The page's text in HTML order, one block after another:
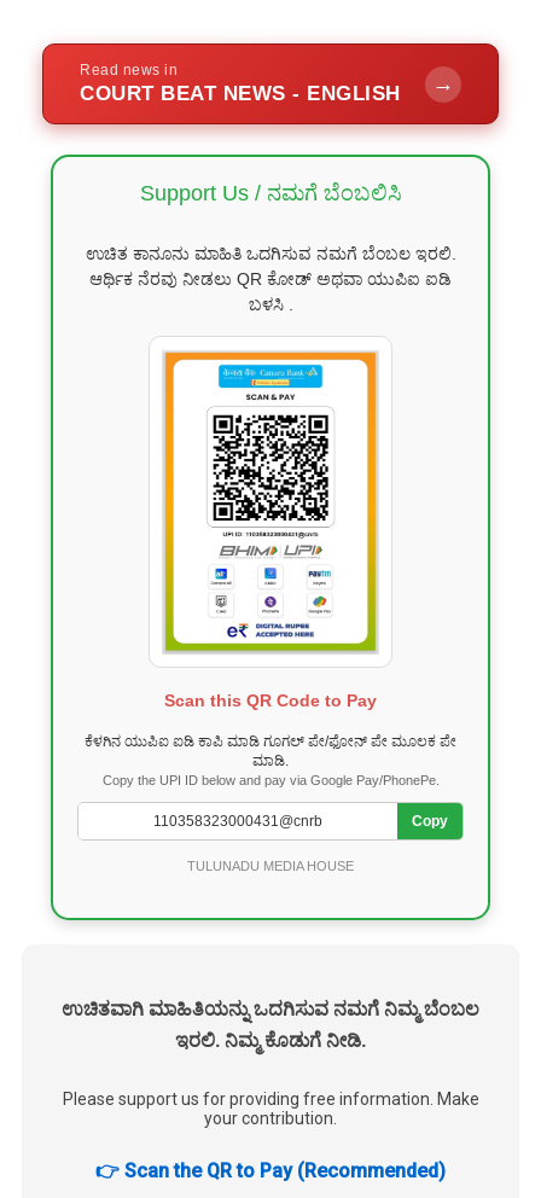
Read news in
COURT BEAT NEWS - ENGLISH →
Support Us / ನಮಗೆ ಬೆಂಬಲಿಸಿ
ಉಚಿತ ಕಾನೂನು ಮಾಹಿತಿ ಒದಗಿಸುವ ನಮಗೆ ಬೆಂಬಲ ಇರಲಿ.
ಆರ್ಥಿಕ ನೆರವು ನೀಡಲು QR ಕೋಡ್ ಅಥವಾ ಯುಪಿಐ ಐಡಿ
ಬಳಸಿ .
Scan this QR Code to Pay
ಕೆಳಗಿನ ಯುಪಿಐ ಐಡಿ ಕಾಪಿ ಮಾಡಿ ಗೂಗಲ್ ಪೇ/ಫೋನ್ ಪೇ ಮೂಲಕ ಪೇ
ಮಾಡಿ.
Copy the UPI ID below and pay via Google Pay/PhonePe.
Copy
TULUNADU MEDIA HOUSE
ಉಚಿತವಾಗಿ ಮಾಹಿತಿಯನ್ನು ಒದಗಿಸುವ ನಮಗೆ ನಿಮ್ಮ ಬೆಂಬಲ
ಇರಲಿ. ನಿಮ್ಮ ಕೊಡುಗೆ ನೀಡಿ.
Please support us for providing free information. Make
your contribution.
👉 Scan the QR to Pay (Recommended)